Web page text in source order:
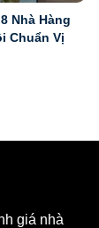
Nhà Hàng
Chuẩn Vị
giá nhà